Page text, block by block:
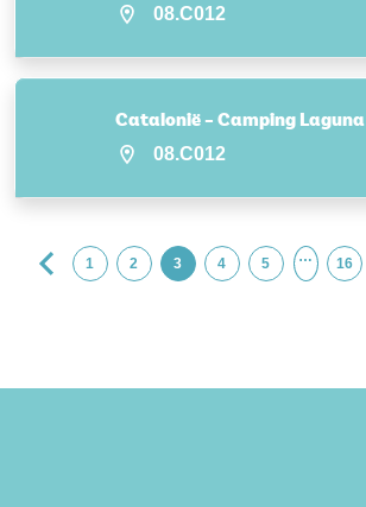
08.C012
Catalonië – Camping Laguna
08.C012
1 2 3 4 5 … 16